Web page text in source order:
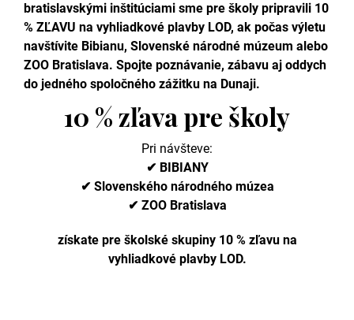
bratislavskými inštitúciami sme pre školy pripravili 10
% ZĽAVU na vyhliadkové plavby LOD, ak počas výletu
navštívite Bibianu, Slovenské národné múzeum alebo
ZOO Bratislava. Spojte poznávanie, zábavu aj oddych
do jedného spoločného zážitku na Dunaji.
10 % zľava pre školy
Pri návšteve:
✔ BIBIANY
✔ Slovenského národného múzea
✔ ZOO Bratislava
získate pre školské skupiny 10 % zľavu na
vyhliadkové plavby LOD.